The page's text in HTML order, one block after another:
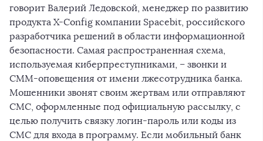
говорит Валерий Ледовской, менеджер по развитию
продукта X-Config компании Spacebit, российского
разработчика решений в области информационной
безопасности. Самая распространенная схема,
используемая киберпреступниками, – звонки и
СММ-оповещения от имени лжесотрудника банка.
Мошенники звонят своим жертвам или отправляют
СМС, оформленные под официальную рассылку, с
целью получить связку логин-пароль или коды из
СМС для входа в программу. Если мобильный банк